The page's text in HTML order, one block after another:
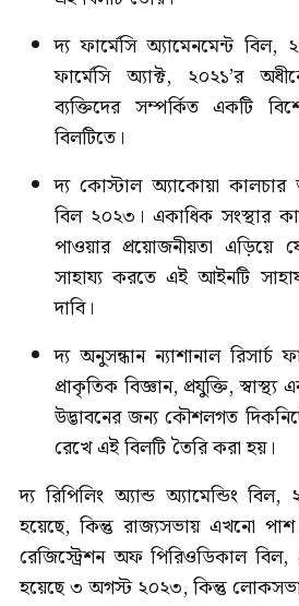
দ্য ফার্মেসি অ্যামেনমেন্ট
ফার্মেসি অ্যাক্ট, ২০২১’র
ব্যক্তিদের সম্পর্কিত একটি
বিলটিতে।
দ্য কোস্টাল অ্যাকোয়া কালচার
বিল ২০২৩। একাধিক সংস্থার
পাওয়ার প্রয়োজনীয়তা এড়িয়ে
সাহায্য করতে এই আইনটি
দাবি।
দ্য অনুসন্ধান ন্যাশানাল
প্রাকৃতিক বিজ্ঞান, প্রযুক্তি,
উদ্ভাবনের জন্য কৌশলগত
রেখে এই বিলটি তৈরি করা হয়।
দ্য রিপিলিং অ্যান্ড অ্যামেন্ডিং
হয়েছে, কিন্তু রাজ্যসভায় এখনো পাশ
রেজিস্ট্রেশন অফ পিরিওডিকাল
হয়েছে ৩ অগস্ট ২০২৩, কিন্তু